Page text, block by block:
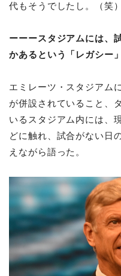
代もそうでしたし。（笑）
ーーースタジアムには、
かあるという「レガシー
エミレーツ・スタジアム
が併設されていること、
いるスタジアム内には、
どに触れ、試合がない日
えながら語った。